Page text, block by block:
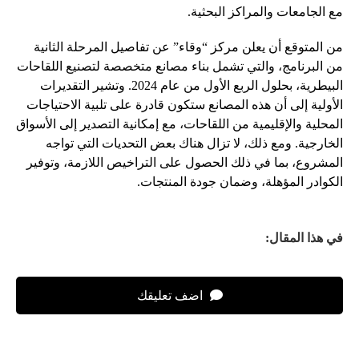
مع الجامعات والمراكز البحثية.
من المتوقع أن يعلن مركز “وقاء” عن تفاصيل المرحلة الثانية
من البرنامج، والتي تشمل بناء مصانع متخصصة لتصنيع اللقاحات
البيطرية، بحلول الربع الأول من عام 2024. وتشير التقديرات
الأولية إلى أن هذه المصانع ستكون قادرة على تلبية الاحتياجات
المحلية والإقليمية من اللقاحات، مع إمكانية التصدير إلى الأسواق
الخارجية. ومع ذلك، لا تزال هناك بعض التحديات التي تواجه
المشروع، بما في ذلك الحصول على التراخيص اللازمة، وتوفير
الكوادر المؤهلة، وضمان جودة المنتجات.
في هذا المقال:
اضف تعليقك